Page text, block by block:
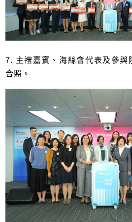
7. 主禮嘉賓、海絲會代表及參與
合照。